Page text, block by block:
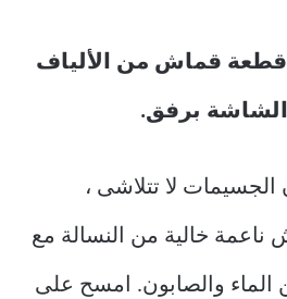
قطعة قماش من الألياف
الشاشة برفق.
الجسيمات لا تتلاشى ،
خالية من النسالة مع
والصابون. امسح على